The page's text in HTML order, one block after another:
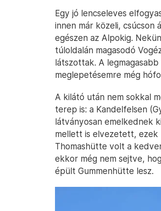
Egy jó lencseleves
innen már közeli, csúcson
egészen az Alpokig.
túloldalán magasodó
látszottak. A
meglepetésemre még
A kilátó után nem sokkal
terep is: a Kandelfelsen
látványosan emelkednek
mellett is elvezetett, ezek
Thomashütte volt a
ekkor még nem sejtve,
épült Gummenhütte lesz.